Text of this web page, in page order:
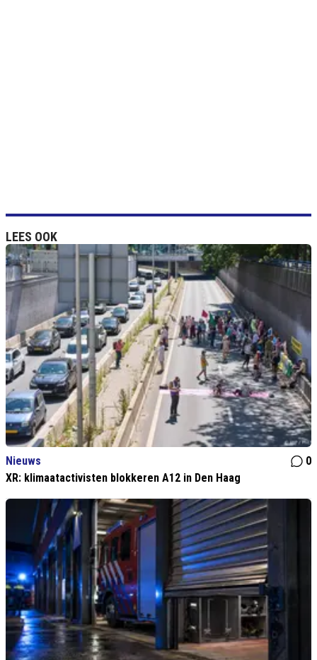
LEES OOK
Nieuws
0
XR: klimaatactivisten blokkeren A12 in Den Haag